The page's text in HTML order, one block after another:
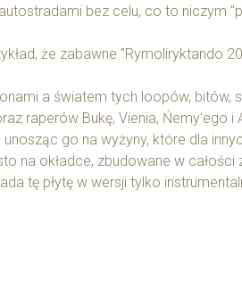
bez celu, co to niczym
że zabawne "Rymoliryktando
a światem tych loopów, bitów,
raperów Bukę, Vienia, Ńemy'ego
go na wyżyny, które dla
na okładce, zbudowane w całości
tę płytę w wersji tylko